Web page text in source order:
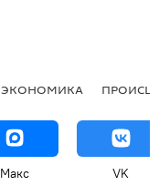
ЭКОНОМИКА
Макс VK